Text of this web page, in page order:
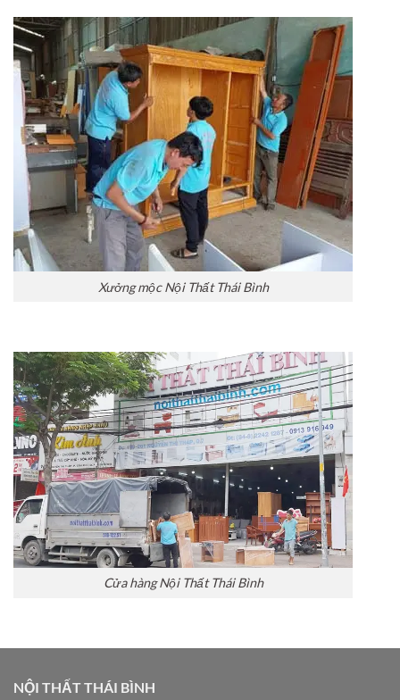
Xưởng mộc Nội Thất Thái Bình
Cửa hàng Nội Thất Thái Bình
NỘI THẤT THÁI BÌNH